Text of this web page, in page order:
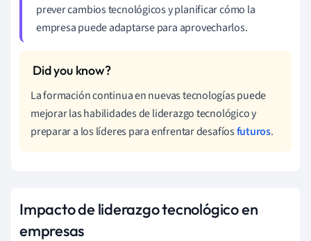
prever cambios tecnológicos y planificar cómo la
empresa puede adaptarse para aprovecharlos.
La formación continua en nuevas tecnologías puede
mejorar las habilidades de liderazgo tecnológico y
preparar a los líderes para enfrentar desafíosfuturos.
Impacto de liderazgo tecnológico en
empresas